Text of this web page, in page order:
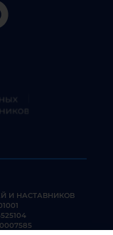
И НАСТАВНИКОВ